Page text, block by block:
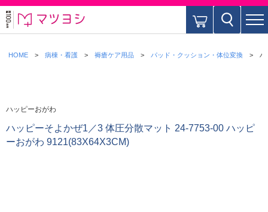
HOME 病棟・看護 褥瘡ケア用品 パッド・クッション・体位変換 ハ
ハッピーおがわ
ハッピーそよかぜ1／3 体圧分散マット 24-7753-00 ハッピ
ーおがわ 9121(83X64X3CM)